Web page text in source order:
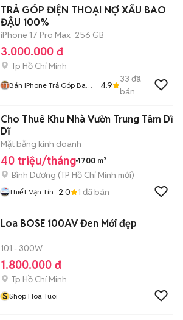
TRẢ GÓP ĐIỆN THOẠI NỢ XẤU BAO
ĐẬU 100%
iPhone 17 Pro Max 256 GB
3.000.000 đ
Tp Hồ Chí Minh
Bán IPhone Trả Góp Bao
4.9
33 đã
bán
Cho Thuê Khu Nhà Vườn Trung Tâm Dĩ
Dĩ
Mặt bằng kinh doanh
40 triệu/tháng 1700 m²
Bình Dương (TP Hồ Chí Minh mới)
Thiết Vạn Tín 2.0 1 đã bán
Loa BOSE 100AV Đen Mới đẹp
101 - 300W
1.800.000 đ
Tp Hồ Chí Minh
S Shop Hoa Tuoi